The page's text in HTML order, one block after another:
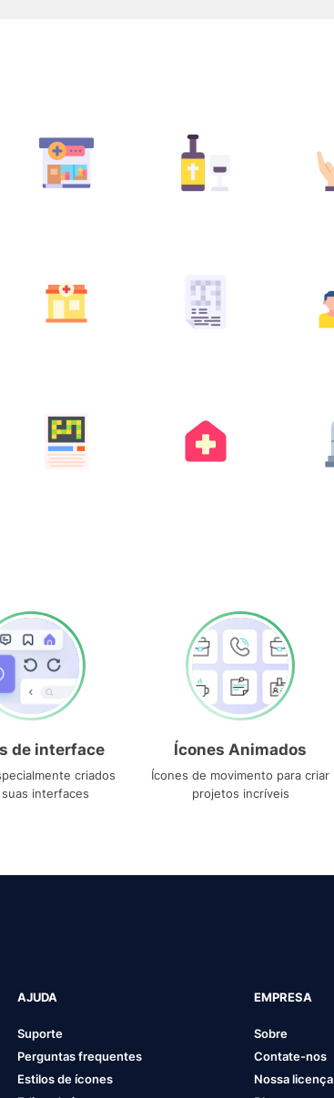
de interface
criados
suas interfaces
Ícones Animados
Ícones de movimento para criar
projetos incríveis
AJUDA
Suporte
Perguntas frequentes
Estilos de ícones
EMPRESA
Sobre
Contate-nos
Nossa licença